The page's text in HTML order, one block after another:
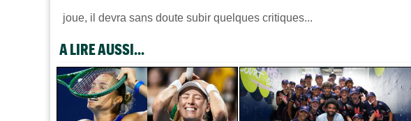
joue, il devra sans doute subir quelques critiques...
A LIRE AUSSI...